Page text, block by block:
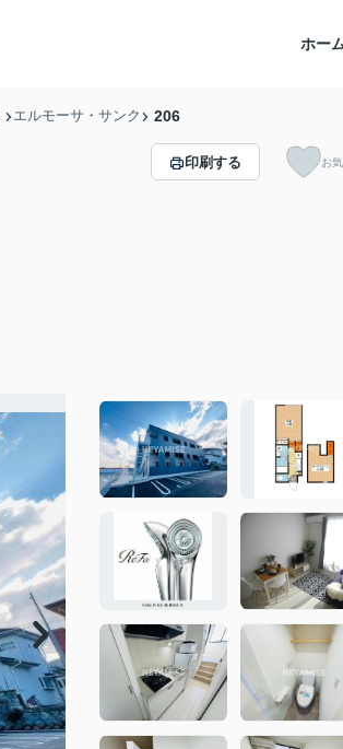
ホー
エルモーサ・サンク 206
印刷する お